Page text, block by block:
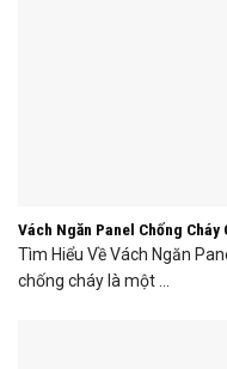
Vách Ngăn Panel Chống Cháy
Tìm Hiểu Về Vách Ngăn
chống cháy là một ...